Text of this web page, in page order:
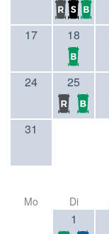
17 18
24 25
31
Mo Di
1